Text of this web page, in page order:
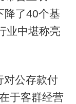
降了40个基
业中堪称亮
对公存款付
于客群经营